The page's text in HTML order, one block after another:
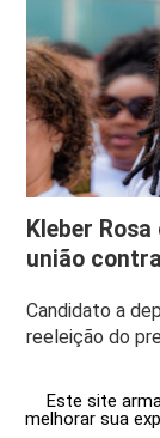
Kleber
união
Candidato a
reeleição do
Este site
melhorar sua